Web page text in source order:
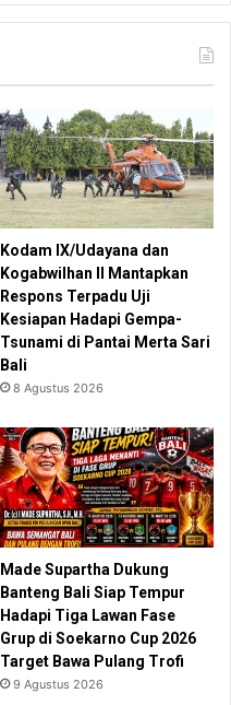
Kodam IX/Udayana dan
Kogabwilhan II Mantapkan
Respons Terpadu Uji
Kesiapan Hadapi Gempa-
Tsunami di Pantai Merta Sari
Bali
8 Agustus 2026
Made Supartha Dukung
Banteng Bali Siap Tempur
Hadapi Tiga Lawan Fase
Grup di Soekarno Cup 2026
Target Bawa Pulang Trofi
9 Agustus 2026